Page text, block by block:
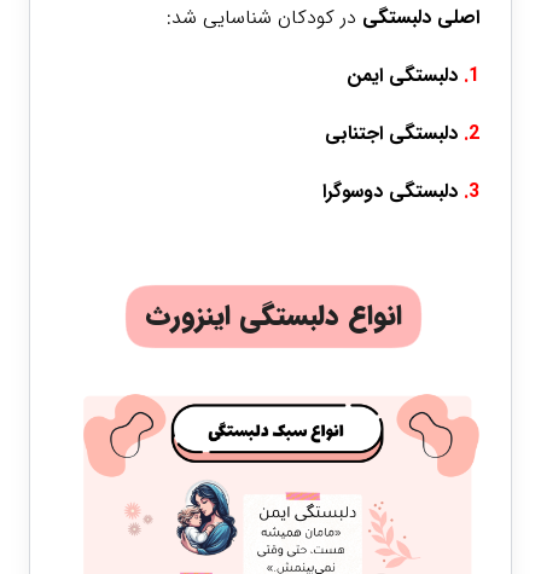
اصلی دلبستگی در کودکان شناسایی شد:
1. دلبستگی ایمن
2. دلبستگی اجتنابی
3. دلبستگی دوسوگرا
انواع دلبستگی اینزورث